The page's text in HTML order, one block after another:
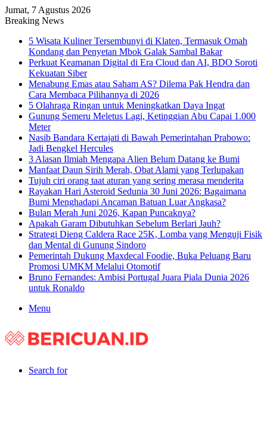
Jumat, 7 Agustus 2026
Breaking News
5 Wisata Kuliner Tersembunyi di Klaten, Termasuk Omah
Kondang dan Penyetan Mbok Galak Sambal Bakar
Perkuat Keamanan Digital di Era Cloud dan AI, BDO Soroti
Kekuatan Siber
Menabung Emas atau Saham AS? Dilema Pak Hendra dan
Cara Membaca Pilihannya di 2026
5 Olahraga Ringan untuk Meningkatkan Daya Ingat
Gunung Semeru Meletus Lagi, Ketinggian Abu Capai 1.000
Meter
Nasib Bandara Kertajati di Bawah Pemerintahan Prabowo:
Jadi Bengkel Hercules
3 Alasan Ilmiah Mengapa Alien Belum Datang ke Bumi
Manfaat Daun Sirih Merah, Obat Alami yang Terlupakan
Tujuh ciri orang taat aturan yang sering merasa menderita
Rayakan Hari Asteroid Sedunia 30 Juni 2026: Bagaimana
Bumi Menghadapi Ancaman Batuan Luar Angkasa?
Bulan Merah Juni 2026, Kapan Puncaknya?
Apakah Garam Dibutuhkan Sebelum Berlari Jauh?
Strategi Dieng Caldera Race 25K, Lomba yang Menguji Fisik
dan Mental di Gunung Sindoro
Pemerintah Dukung Maxdecal Foodie, Buka Peluang Baru
Promosi UMKM Melalui Otomotif
Bruno Fernandes: Ambisi Portugal Juara Piala Dunia 2026
untuk Ronaldo
Menu
Search for